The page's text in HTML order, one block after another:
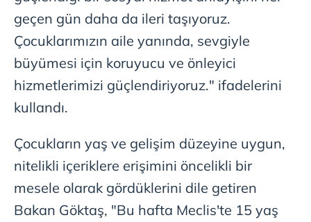
geçen gün daha da ileri taşıyoruz.
Çocuklarımızın aile yanında, sevgiyle
büyümesi için koruyucu ve önleyici
hizmetlerimizi güçlendiriyoruz." ifadelerini
kullandı.
Çocukların yaş ve gelişim düzeyine uygun,
nitelikli içeriklere erişimini öncelikli bir
mesele olarak gördüklerini dile getiren
Bakan Göktaş, "Bu hafta Meclis'te 15 yaş